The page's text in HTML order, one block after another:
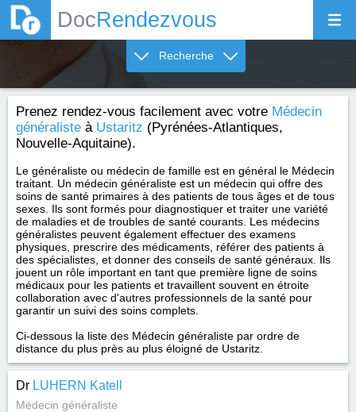
DocRendezvous
Recherche
Prenez rendez-vous facilement avec votre Médecin
généraliste à Ustaritz (Pyrénées-Atlantiques,
Nouvelle-Aquitaine).
Le généraliste ou médecin de famille est en général le Médecin
traitant. Un médecin généraliste est un médecin qui offre des
soins de santé primaires à des patients de tous âges et de tous
sexes. Ils sont formés pour diagnostiquer et traiter une variété
de maladies et de troubles de santé courants. Les médecins
généralistes peuvent également effectuer des examens
physiques, prescrire des médicaments, référer des patients à
des spécialistes, et donner des conseils de santé généraux. Ils
jouent un rôle important en tant que première ligne de soins
médicaux pour les patients et travaillent souvent en étroite
collaboration avec d'autres professionnels de la santé pour
garantir un suivi des soins complets.
Ci-dessous la liste des Médecin généraliste par ordre de
distance du plus près au plus éloigné de Ustaritz.
Dr LUHERN Katell
Médecin généraliste